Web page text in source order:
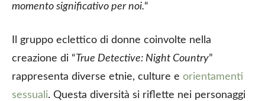
momento significativo per noi.“
Il gruppo eclettico di donne coinvolte nella
creazione di “True Detective: Night Country”
rappresenta diverse etnie, culture e orientamenti
sessuali. Questa diversità si riflette nei personaggi